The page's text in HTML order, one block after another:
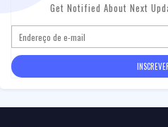
Get Notified About Next